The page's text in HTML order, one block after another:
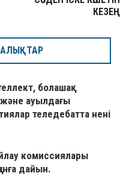
КЕЗЕҢ
болашақ
ауылдағы
теледебатта нені
комиссиялары
дайын.